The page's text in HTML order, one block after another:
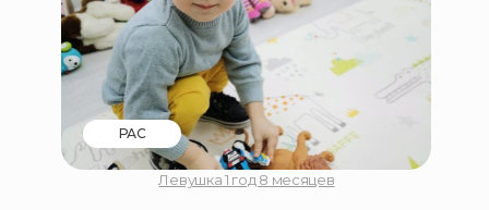
Левушка 1 год 8 месяцев
РАС